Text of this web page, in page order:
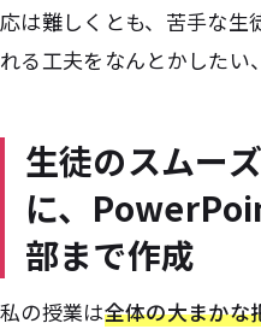
応は難しくとも、苦手な生
れる工夫をなんとかしたい
生徒のスムー
に、
部まで作成
私の授業は全体の大まかな